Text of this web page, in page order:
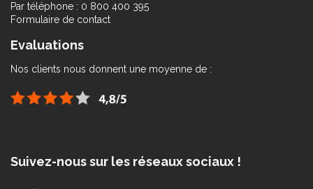
Par téléphone : 0 800 400 395
Formulaire de contact
Evaluations
Nos clients nous donnent une moyenne de :
Suivez-nous sur les réseaux sociaux !